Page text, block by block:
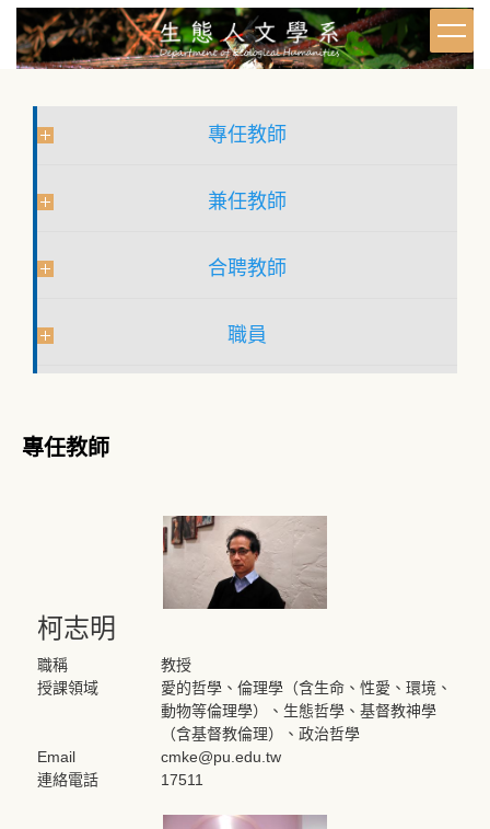
跳
到
主
專任教師
兼任教師
合聘教師
職員
專任教師
柯志明
職稱
教授
授課領域
愛的哲學、倫理學（含生命、性愛、環境、
動物等倫理學）、生態哲學、基督教神學
（含基督教倫理）、政治哲學
Email
cmke@pu.edu.tw
連絡電話
17511